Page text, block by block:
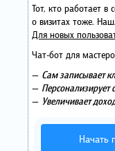
Тот, кто работает в
о визитах тоже.
Для новых
Чат-бот для
— Сам записывает
— Персонализирует
— Увеличивает
Начать